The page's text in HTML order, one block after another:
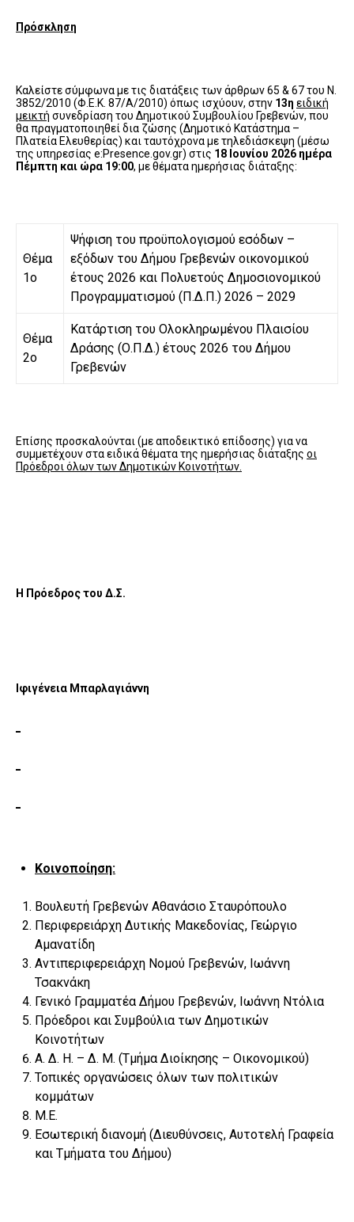
Πρόσκληση
Καλείστε σύμφωνα με τις διατάξεις των άρθρων 65 & 67 του Ν.
3852/2010 (Φ.Ε.Κ. 87/Α/2010) όπως ισχύουν, στην 13η ειδική
μεικτή συνεδρίαση του Δημοτικού Συμβουλίου Γρεβενών, που
θα πραγματοποιηθεί δια ζώσης (Δημοτικό Κατάστημα –
Πλατεία Ελευθερίας) και ταυτόχρονα με τηλεδιάσκεψη (μέσω
της υπηρεσίας e:Presence.gov.gr) στις 18 Ιουνίου 2026 ημέρα
Πέμπτη και ώρα 19:00, με θέματα ημερήσιας διάταξης:
Θέμα
1ο
Ψήφιση του προϋπολογισμού εσόδων –
εξόδων του Δήμου Γρεβενών οικονομικού
έτους 2026 και Πολυετούς Δημοσιονομικού
Προγραμματισμού (Π.Δ.Π.) 2026 – 2029
Θέμα
2ο
Κατάρτιση του Ολοκληρωμένου Πλαισίου
Δράσης (Ο.Π.Δ.) έτους 2026 του Δήμου
Γρεβενών
Επίσης προσκαλούνται (με αποδεικτικό επίδοσης) για να
συμμετέχουν στα ειδικά θέματα της ημερήσιας διάταξης οι
Πρόεδροι όλων των Δημοτικών Κοινοτήτων.
Η Πρόεδρος του Δ.Σ.
Ιφιγένεια Μπαρλαγιάννη
Κοινοποίηση:
Βουλευτή Γρεβενών Αθανάσιο Σταυρόπουλο
Περιφερειάρχη Δυτικής Μακεδονίας, Γεώργιο
Αμανατίδη
Αντιπεριφερειάρχη Νομού Γρεβενών, Ιωάννη
Τσακνάκη
Γενικό Γραμματέα Δήμου Γρεβενών, Ιωάννη Ντόλια
Πρόεδροι και Συμβούλια των Δημοτικών
Κοινοτήτων
Α. Δ. Η. – Δ. Μ. (Τμήμα Διοίκησης – Οικονομικού)
Τοπικές οργανώσεις όλων των πολιτικών
κομμάτων
M.E.
Εσωτερική διανομή (Διευθύνσεις, Αυτοτελή Γραφεία
και Τμήματα του Δήμου)